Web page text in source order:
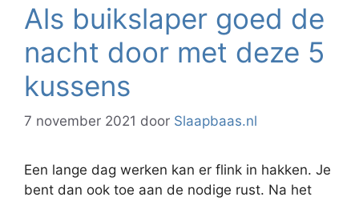
Als buikslaper goed de
nacht door met deze 5
kussens
7 november 2021 door Slaapbaas.nl
Een lange dag werken kan er flink in hakken. Je
bent dan ook toe aan de nodige rust. Na het